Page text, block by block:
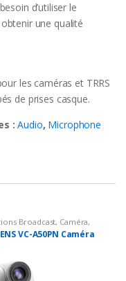
d’utiliser le
une qualité
les caméras et TRRS
de prises casque.
:Audio, Microphone
Broadcast, Caméra,
PTZ, HD
VC-A50PN Caméra